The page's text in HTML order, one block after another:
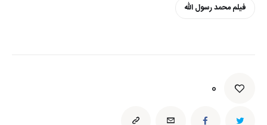
فیلم محمد رسول الله
0